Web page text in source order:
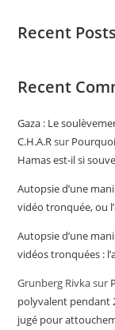
Recent Posts
Recent
Gaza : Le
C.H.A.Rsur
Hamas est-il si
Autopsie d’une
vidéo tronquée, ou
Autopsie d’une
vidéos tronquées :
Grunberg Rivkasur
polyvalent pendant
jugé pour